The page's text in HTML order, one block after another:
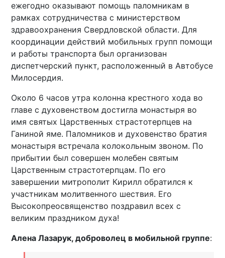
ежегодно оказывают помощь паломникам в
рамках сотрудничества с министерством
здравоохранения Свердловской области. Для
координации действий мобильных групп помощи
и работы транспорта был организован
диспетчерский пункт, расположенный в Автобусе
Милосердия.
Около 6 часов утра колонна крестного хода во
главе с духовенством достигла монастыря во
имя святых Царственных страстотерпцев на
Ганиной яме. Паломников и духовенство братия
монастыря встречала колокольным звоном. По
прибытии был совершен молебен святым
Царственным страстотерпцам. По его
завершении митрополит Кирилл обратился к
участникам молитвенного шествия. Его
Высокопреосвященство поздравил всех с
великим праздником духа!
Алена Лазарук, доброволец в мобильной группе: